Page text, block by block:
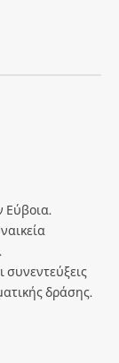
Εύβοια.
συνεντεύξεις
δράσης.